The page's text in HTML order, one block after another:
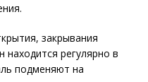
закрывания
регулярно в
подменяют на